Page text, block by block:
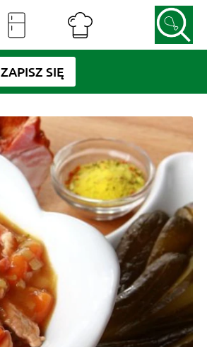
ZAPISZ SIĘ